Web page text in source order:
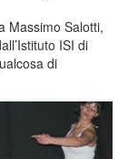
Massimo Salotti,
ISI di
di